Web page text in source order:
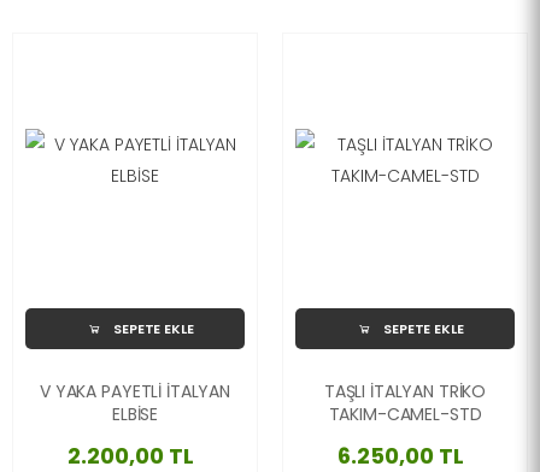
SEPETE EKLE
V YAKA PAYETLİ İTALYAN
ELBİSE
2.200,00 TL
SEPETE EKLE
TAŞLI İTALYAN TRİKO
TAKIM-CAMEL-STD
6.250,00 TL